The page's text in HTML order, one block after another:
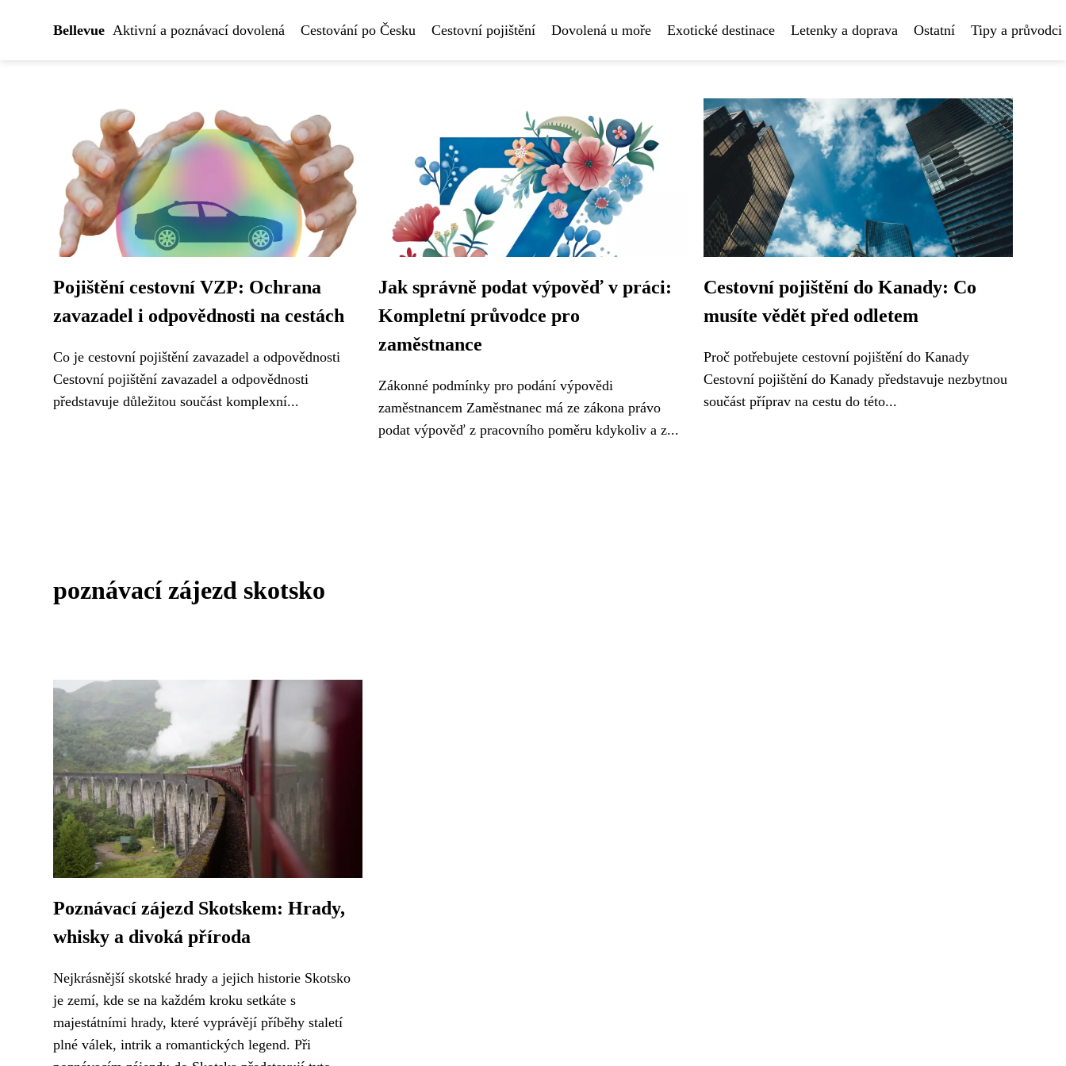
Bellevue Aktivní a poznávací dovolená Cestování po Česku Cestovní pojištění Dovolená u moře Exotické destinace Letenky a doprava Ostatní Tipy a průvodci
Pojištění cestovní VZP: Ochrana
zavazadel i odpovědnosti na cestách
Co je cestovní pojištění zavazadel a odpovědnosti
Cestovní pojištění zavazadel a odpovědnosti
představuje důležitou součást komplexní...
Jak správně podat výpověď v práci:
Kompletní průvodce pro
zaměstnance
Zákonné podmínky pro podání výpovědi
zaměstnancem Zaměstnanec má ze zákona právo
podat výpověď z pracovního poměru kdykoliv a z...
Cestovní pojištění do Kanady: Co
musíte vědět před odletem
Proč potřebujete cestovní pojištění do Kanady
Cestovní pojištění do Kanady představuje nezbytnou
součást příprav na cestu do této...
poznávací zájezd skotsko
Poznávací zájezd Skotskem: Hrady,
whisky a divoká příroda
Nejkrásnější skotské hrady a jejich historie Skotsko
je zemí, kde se na každém kroku setkáte s
majestátními hrady, které vyprávějí příběhy staletí
plné válek, intrik a romantických legend. Při